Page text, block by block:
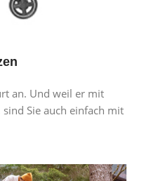
an. Und weil er mit
Sie auch einfach mit